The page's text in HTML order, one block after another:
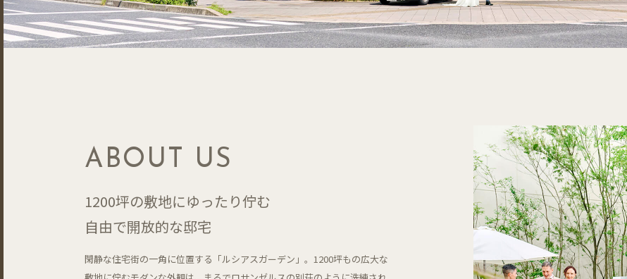
ABOUT US
1200坪の敷地にゆったり佇む
自由で開放的な邸宅
閑静な住宅街の一角に位置する「ルシアスガーデン」。1200坪もの広大な